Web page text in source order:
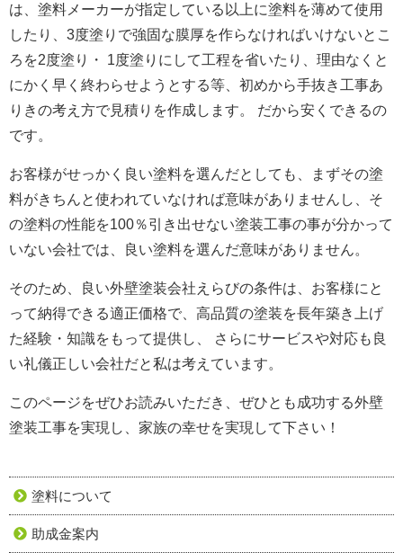
は、塗料メーカーが指定している以上に塗料を薄めて使用
したり、3度塗りで強固な膜厚を作らなければいけないとこ
ろを2度塗り・ 1度塗りにして工程を省いたり、理由なくと
にかく早く終わらせようとする等、初めから手抜き工事あ
りきの考え方で見積りを作成します。 だから安くできるの
です。
お客様がせっかく良い塗料を選んだとしても、まずその塗
料がきちんと使われていなければ意味がありませんし、そ
の塗料の性能を100％引き出せない塗装工事の事が分かって
いない会社では、良い塗料を選んだ意味がありません。
そのため、良い外壁塗装会社えらびの条件は、お客様にと
って納得できる適正価格で、高品質の塗装を長年築き上げ
た経験・知識をもって提供し、 さらにサービスや対応も良
い礼儀正しい会社だと私は考えています。
このページをぜひお読みいただき、ぜひとも成功する外壁
塗装工事を実現し、家族の幸せを実現して下さい！
塗料について
助成金案内